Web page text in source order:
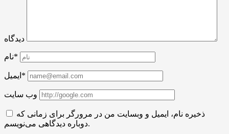
دیدگاه
نام*
ایمیل*
وب سایت
ذخیره نام، ایمیل و وبسایت من در مرورگر برای زمانی که
دوباره دیدگاهی می‌نویسم.